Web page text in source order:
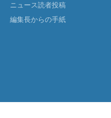
ニュース読者投稿
編集長からの手紙